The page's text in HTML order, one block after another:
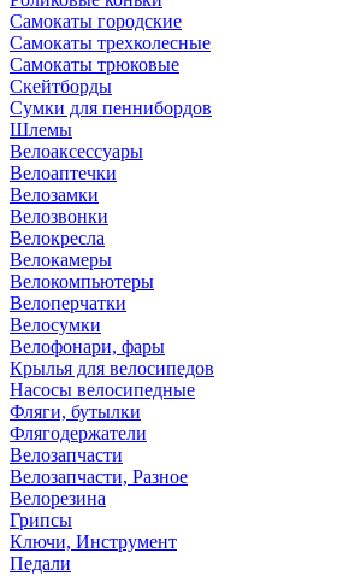
Самокаты городские
Самокаты трехколесные
Самокаты трюковые
Скейтборды
Сумки для пеннибордов
Шлемы
Велоаксессуары
Велоаптечки
Велозамки
Велозвонки
Велокресла
Велокамеры
Велокомпьютеры
Велоперчатки
Велосумки
Велофонари, фары
Крылья для велосипедов
Насосы велосипедные
Фляги, бутылки
Флягодержатели
Велозапчасти
Велозапчасти, Разное
Велорезина
Грипсы
Ключи, Инструмент
Педали